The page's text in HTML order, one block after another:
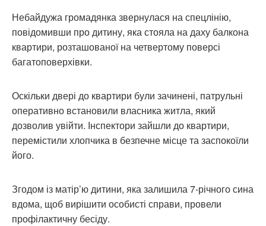
Небайдужа громадянка звернулася на спецлінію,
повідомивши про дитину, яка стояла на даху балкона
квартири, розташованої на четвертому поверсі
багатоповерхівки.
Оскільки двері до квартири були зачинені, патрульні
оперативно встановили власника житла, який
дозволив увійти. Інспектори зайшли до квартири,
перемістили хлопчика в безпечне місце та заспокоїли
його.
Згодом із матір’ю дитини, яка залишила 7-річного сина
вдома, щоб вирішити особисті справи, провели
профілактичну бесіду.